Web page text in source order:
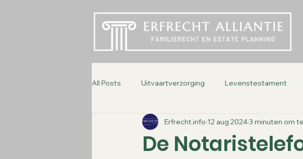
All Posts Uitvaartverzorging Levenstestament
De
Erfrecht.info 12 aug 20243 minuten om